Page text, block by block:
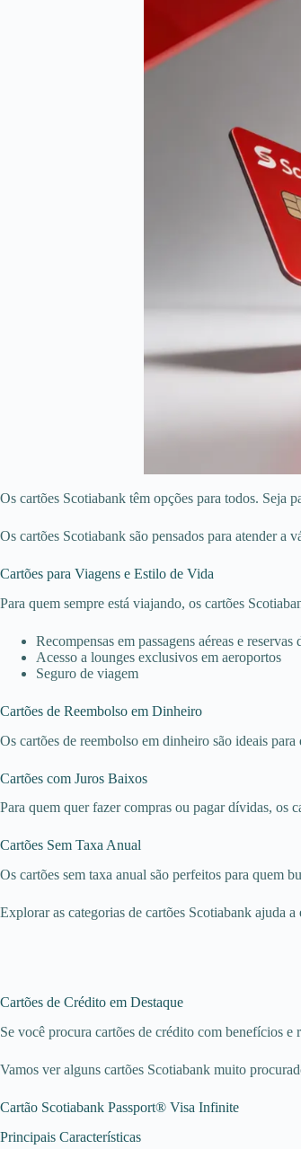
Os cartões Scotiabank têm opções para todos. Seja
Os cartões Scotiabank são pensados para atender a
Cartões para Viagens e Estilo de Vida
Para quem sempre está viajando, os cartões
Recompensas em passagens aéreas e reservas
Acesso a lounges exclusivos em aeroportos
Seguro de viagem
Cartões de Reembolso em Dinheiro
Os cartões de reembolso em dinheiro são ideais
Cartões com Juros Baixos
Para quem quer fazer compras ou pagar dívidas, os
Cartões Sem Taxa Anual
Os cartões sem taxa anual são perfeitos para quem
Explorar as categorias de cartões Scotiabank ajuda
Cartões de Crédito em Destaque
Se você procura cartões de crédito com benefícios
Vamos ver alguns cartões Scotiabank muito
Cartão Scotiabank Passport® Visa Infinite
Principais Características